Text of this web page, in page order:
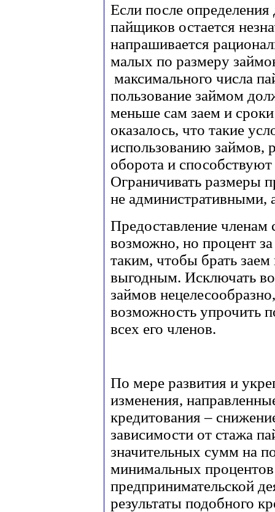
Если после
пайщиков остается
напрашивается
малых по размеру
максимального числа
пользование займом
меньше сам заем и
оказалось, что такие
использованию займов,
оборота и
Ограничивать размеры
не административными,
Предоставление
возможно, но процент
таким, чтобы брать
выгодным. Исключать
займов
возможность упрочить
всех его членов.
По мере развития и
изменения,
кредитования –
зависимости от стажа
значительных сумм на
минимальных
предпринимательской
результаты подобного